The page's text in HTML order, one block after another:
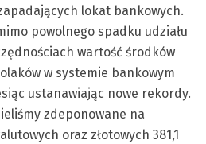
lokat bankowych.
powolnego spadku udziału
wartość środków
w systemie bankowym
ustanawiając nowe rekordy.
zdeponowane na
oraz złotowych 381,1